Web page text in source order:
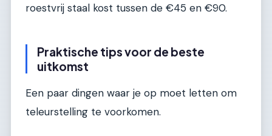
roestvrij staal kost tussen de €45 en €90.
Praktische tips voor de beste
uitkomst
Een paar dingen waar je op moet letten om
teleurstelling te voorkomen.